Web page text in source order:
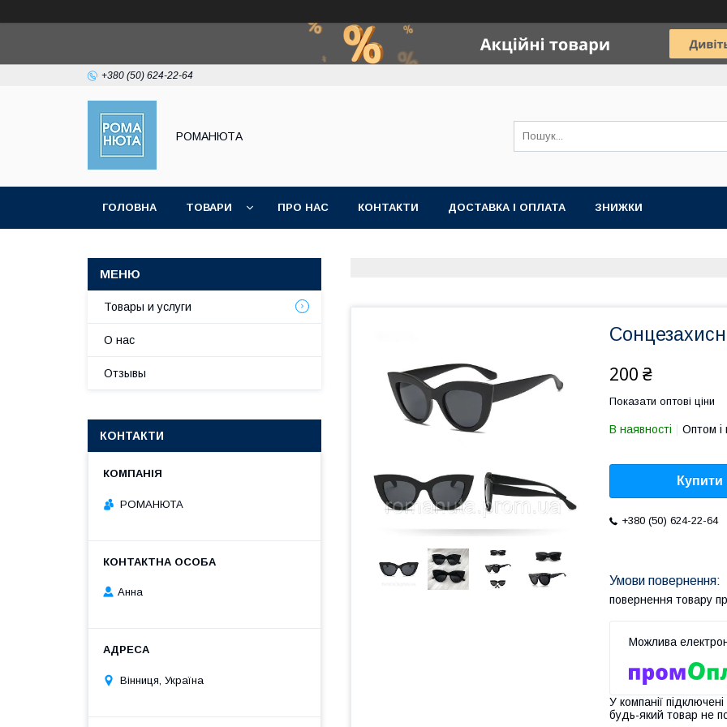
+380 (50) 624-22-64
РОМАНЮТА
ГОЛОВНА ТОВАРИ ПРО НАС КОНТАКТИ ДОСТАВКА І ОПЛАТА ЗНИЖКИ
200 ₴
Показати оптові ціни
В наявності Оптом і
Купити
+380 (50) 624-22-64
повернення товару
У компанії
будь-який товар не
Товары и услуги
О нас
Отзывы
КОНТАКТИ
РОМАНЮТА
Анна
Вінниця, Україна